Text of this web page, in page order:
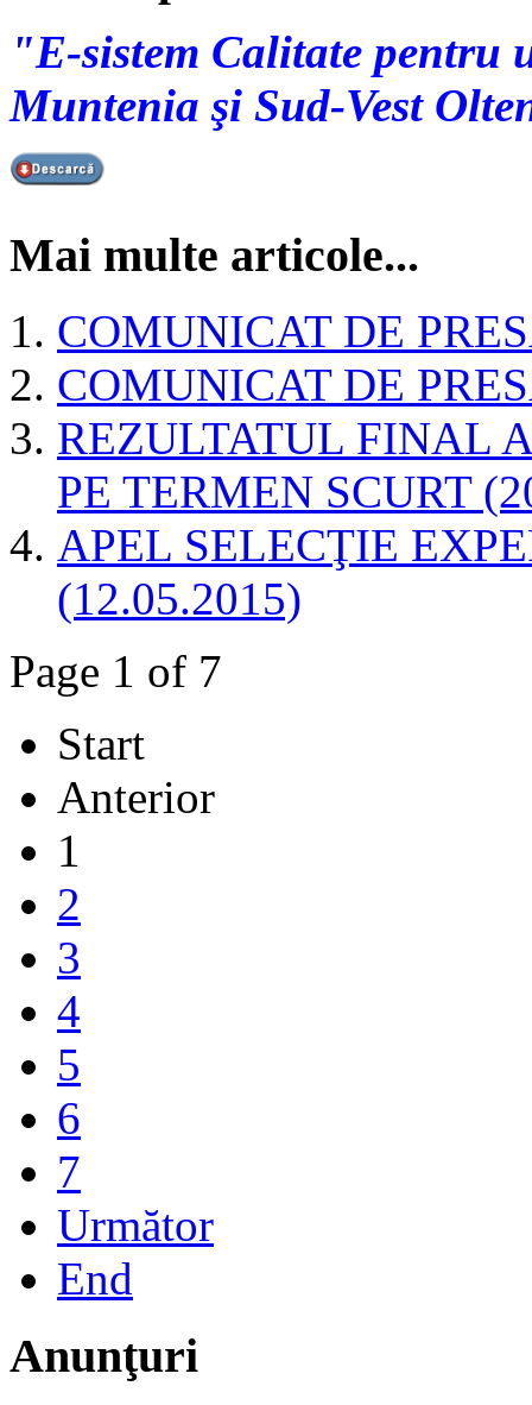
"E-sistem Calitate pentru
Muntenia şi Sud-Vest
Mai multe articole...
COMUNICAT DE
COMUNICAT DE
REZULTATUL FINAL
PE TERMEN SCURT
APEL SELECŢIE
(12.05.2015)
Page 1 of 7
Start
Anterior
1
2
3
4
5
6
7
Următor
End
Anunţuri